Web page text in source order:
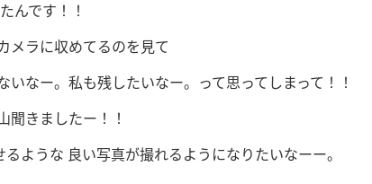
んです！！
メラに収めてるのを見て
なー。私も残したいなー。って思ってしまって！！
聞きましたー！！
ような 良い写真が撮れるようになりたいなーー。